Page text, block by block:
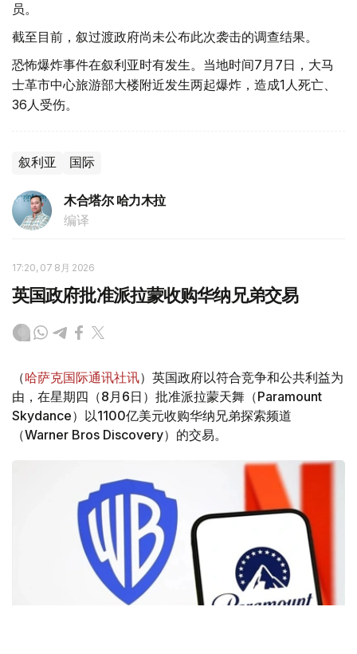
员。
截至目前，叙过渡政府尚未公布此次袭击的调查结果。
恐怖爆炸事件在叙利亚时有发生。当地时间7月7日，大马
士革市中心旅游部大楼附近发生两起爆炸，造成1人死亡、
36人受伤。
叙利亚 国际
木合塔尔 哈力木拉
编译
17:20, 07 8月 2026
英国政府批准派拉蒙收购华纳兄弟交易
（哈萨克国际通讯社讯）英国政府以符合竞争和公共利益为
由，在星期四（8月6日）批准派拉蒙天舞（Paramount
Skydance）以1100亿美元收购华纳兄弟探索频道
（Warner Bros Discovery）的交易。